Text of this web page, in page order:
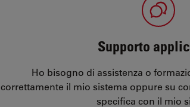
Supporto
Ho bisogno di assistenza o
correttamente il mio sistema oppure su
specifica con il mio